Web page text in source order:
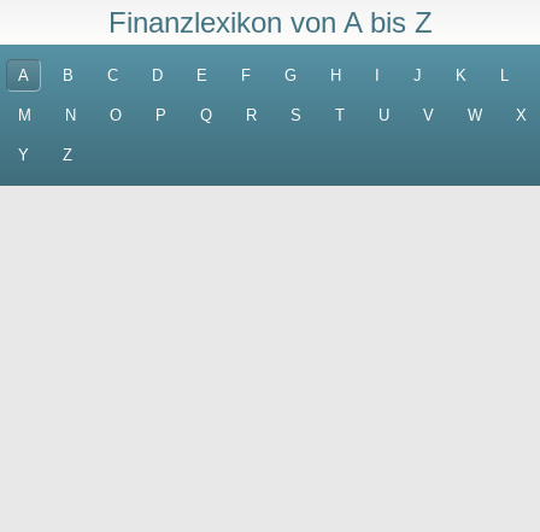
Finanzlexikon von A bis Z
A B C D E F G H J K L
M N O P Q R S T U V W X
Y Z